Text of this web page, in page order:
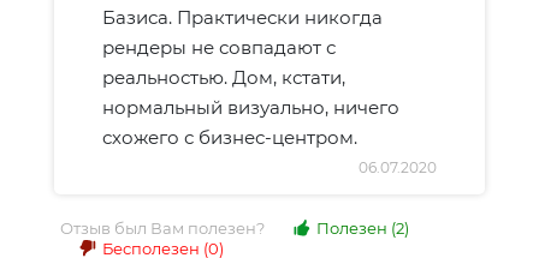
Базиса. Практически никогда
рендеры не совпадают с
реальностью. Дом, кстати,
нормальный визуально, ничего
схожего с бизнес-центром.
06.07.2020
Отзыв был Вам полезен? Полезен (2)
Бесполезен (0)